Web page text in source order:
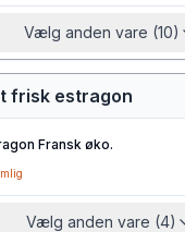
Vælg anden vare (10)
frisk estragon
Fransk øko.
Vælg anden vare (4)